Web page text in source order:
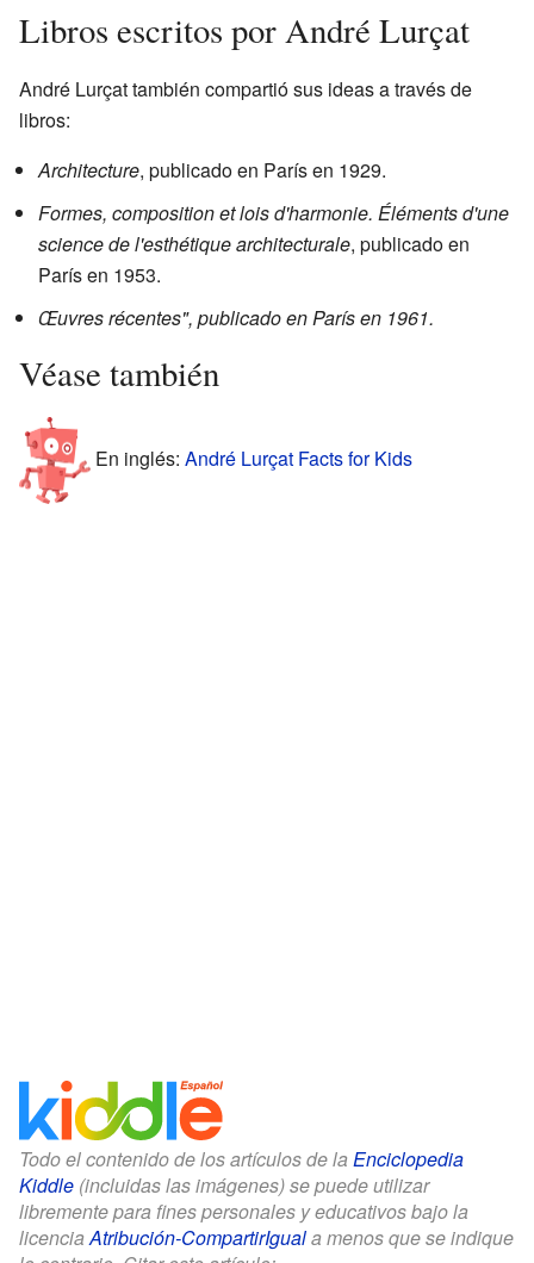
Libros escritos por André Lurçat
André Lurçat también compartió sus ideas a través de
libros:
Architecture, publicado en París en 1929.
Formes, composition et lois d'harmonie. Éléments d'une
science de l'esthétique architecturale, publicado en
París en 1953.
Œuvres récentes", publicado en París en 1961.
Véase también
En inglés: André Lurçat Facts for Kids
Todo el contenido de los artículos de la Enciclopedia
Kiddle (incluidas las imágenes) se puede utilizar
libremente para fines personales y educativos bajo la
licenciaAtribución-CompartirIguala menos que se indique